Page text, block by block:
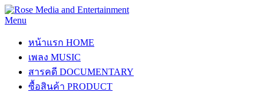
Menu
หน้าแรก HOME
เพลง MUSIC
สารคดี DOCUMENTARY
ซื้อสินค้า PRODUCT